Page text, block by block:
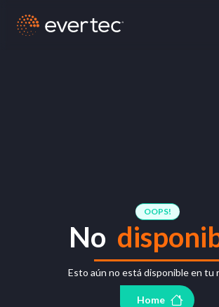
OOPS!
No
Esto aún no está disponible en tu
Home